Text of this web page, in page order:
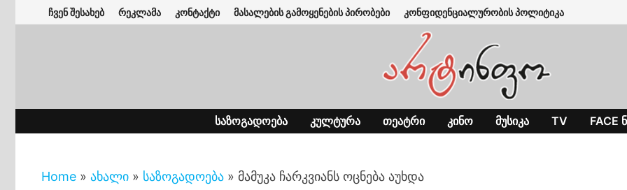
to
ჩვენ შესახებ რეკლამა კონტაქტი მასალების გამოყენების პირობები კონფიდენციალურობის პოლიტიკა
ᲡᲐᲖᲝᲒᲐᲓᲝᲔᲑᲐ ᲙᲣᲚᲢᲣᲠᲐ ᲗᲔᲐᲢᲠᲘ ᲙᲘᲜᲝ ᲛᲣᲡᲘᲙᲐ TV FACE
Home » ახალი » საზოგადოება » მამუკა ჩარკვიანს ოცნება აუხდა